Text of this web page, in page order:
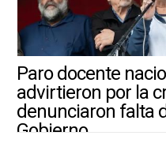
Paro docente
advirtieron por la
denunciaron falta
Gobierno